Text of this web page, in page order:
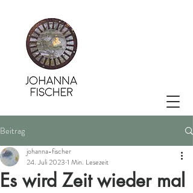
Beitrag
Es wird Zeit wieder mal
johanna-fischer
24. Juli 2023 1 Min. Lesezeit